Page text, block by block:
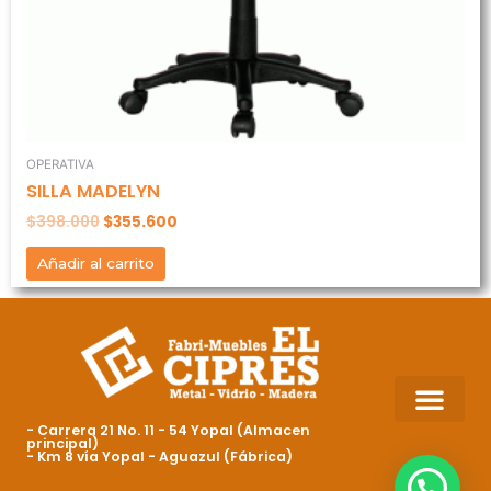
OPERATIVA
SILLA MADELYN
$398.000 $355.600
Añadir al carrito
- Carrera 21 No. 11 - 54 Yopal (Almacen
principal)
- Km 8 vía Yopal - Aguazul (Fábrica)